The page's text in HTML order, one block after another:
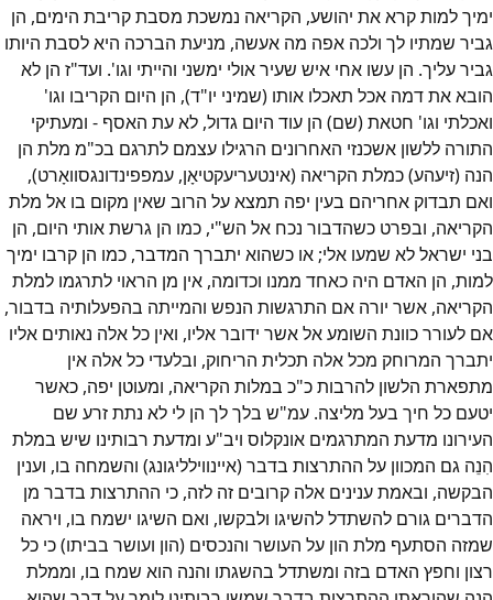
ימיך למות קרא את יהושע, הקריאה נמשכת מסבת קריבת הימים, הן
גביר שמתיו לך ולכה אפה מה אעשה, מניעת הברכה היא לסבת היותו
גביר עליך. הן עשו אחי איש שעיר אולי ימשני והייתי וגו'. ועד"ז הן לא
הובא את דמה אכל תאכלו אותו (שמיני יו"ד), הן היום הקריבו וגו'
ואכלתי וגו' חטאת (שם) הן עוד היום גדול, לא עת האסף - ומעתיקי
התורה ללשון אשכנזי האחרונים הרגילו עצמם לתרגם בכ"מ מלת הן
הנה (זיעהע) כמלת הקריאה (אינטעריעקטיאָן, עמפפינדונגסוואָרט),
ואם תבדוק אחריהם בעין יפה תמצא על הרוב שאין מקום בו אל מלת
הקריאה, ובפרט כשהדבור נכח אל הש"י, כמו הן גרשת אותי היום, הן
בני ישראל לא שמעו אלי; או כשהוא יתברך המדבר, כמו הן קרבו ימיך
למות, הן האדם היה כאחד ממנו וכדומה, אין מן הראוי לתרגמו למלת
הקריאה, אשר יורה אם התרגשות הנפש והמייתה בהפעלותיה בדבור,
אם לעורר כוונת השומע אל אשר ידובר אליו, ואין כל אלה נאותים אליו
יתברך המרוחק מכל אלה תכלית הריחוק, ובלעדי כל אלה אין
מתפארת הלשון להרבות כ"כ במלות הקריאה, ומעוטן יפה, כאשר
יטעם כל חיך בעל מליצה. עמ"ש בלך לך הן לי לא נתת זרע שם
העירונו מדעת המתרגמים אונקלוס ויב"ע ומדעת רבותינו שיש במלת
הִנֵה גם המכוון על ההתרצות בדבר (איינווילליגונג) והשמחה בו, וענין
הבקשה, ובאמת ענינים אלה קרובים זה לזה, כי ההתרצות בדבר מן
הדברים גורם להשתדל להשיגו ולבקשו, ואם השיגו ישמח בו, ויראה
שמזה הסתעף מלת הון על העושר והנכסים (הון ועושר בביתו) כי כל
רצון וחפץ האדם בזה ומשתדל בהשגתו והנה הוא שמח בו, וממלת